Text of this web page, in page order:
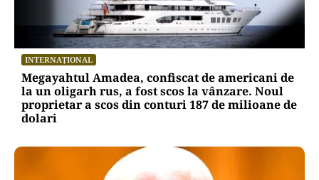
INTERNAȚIONAL
Megayahtul Amadea, confiscat de americani de
la un oligarh rus, a fost scos la vânzare. Noul
proprietar a scos din conturi 187 de milioane de
dolari